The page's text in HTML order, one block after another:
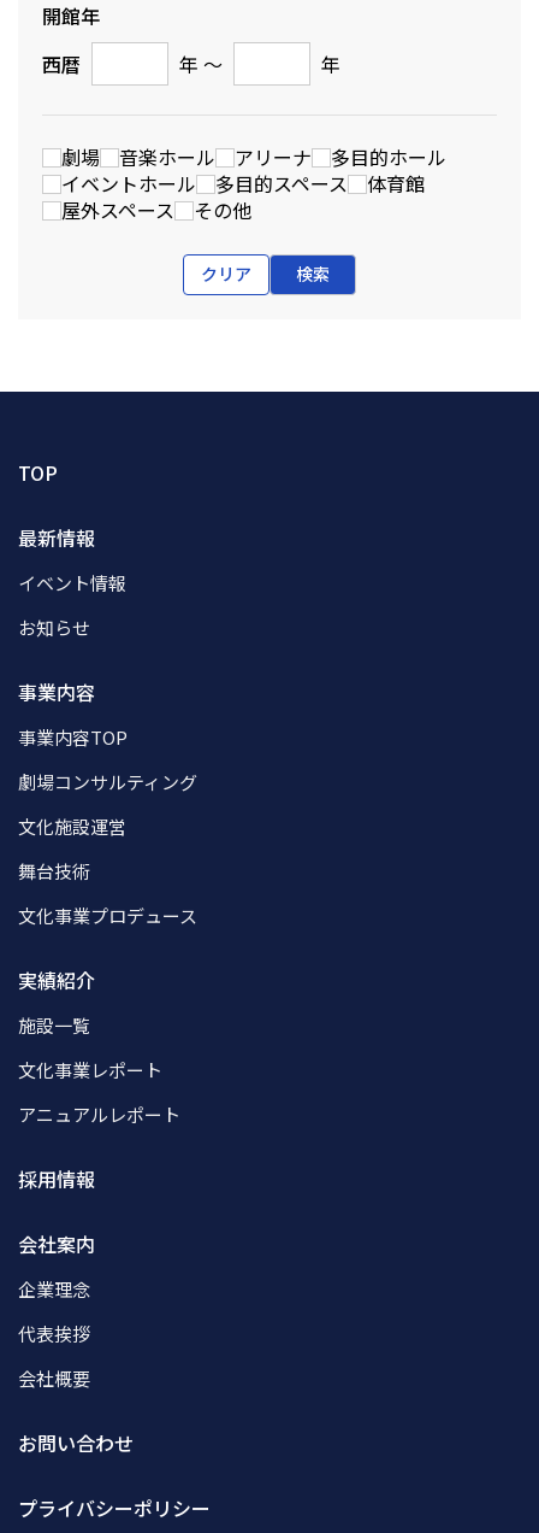
開館年
西暦
年 〜 年
劇場 音楽ホール アリーナ
多目的ホール
イベントホール
多目的スペース
体育館
屋外スペース
その他
クリア 検索
TOP
最新情報
イベント情報
お知らせ
事業内容
事業内容TOP
劇場コンサルティング
文化施設運営
舞台技術
文化事業プロデュース
実績紹介
施設一覧
文化事業レポート
アニュアルレポート
採用情報
会社案内
企業理念
代表挨拶
会社概要
お問い合わせ
プライバシーポリシー